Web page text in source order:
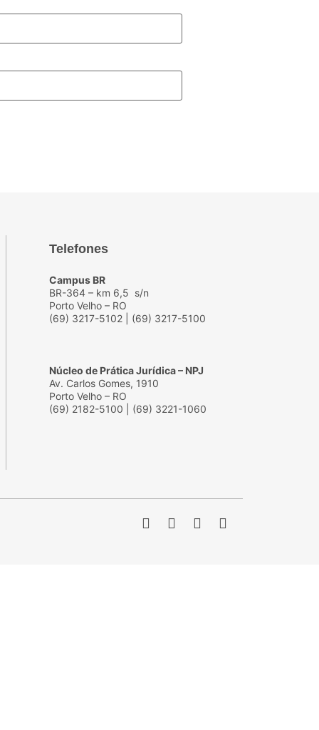
Telefones
Campus BR
BR-364 – km 6,5 s/n
Porto Velho – RO
(69) 3217-5102 | (69) 3217-5100
Núcleo de Prática Jurídica – NPJ
Av. Carlos Gomes, 1910
Porto Velho – RO
(69) 2182-5100 | (69) 3221-1060